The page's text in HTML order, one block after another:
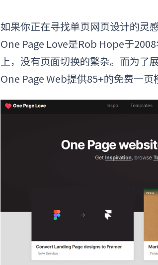
如果你正在寻找单页网页设计的灵
One Page Love是Rob Hope于
上，没有页面切换的繁杂。 而为了
One Page Web提供85+的免费一